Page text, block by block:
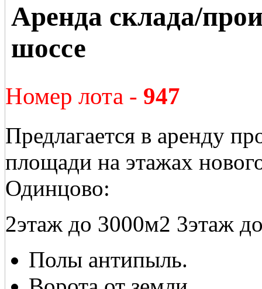
Аренда склада/
шоссе
Номер лота - 947
Предлагается в аренду
площади на этажах
Одинцово:
2этаж до 3000м2 3этаж
Полы антипыль.